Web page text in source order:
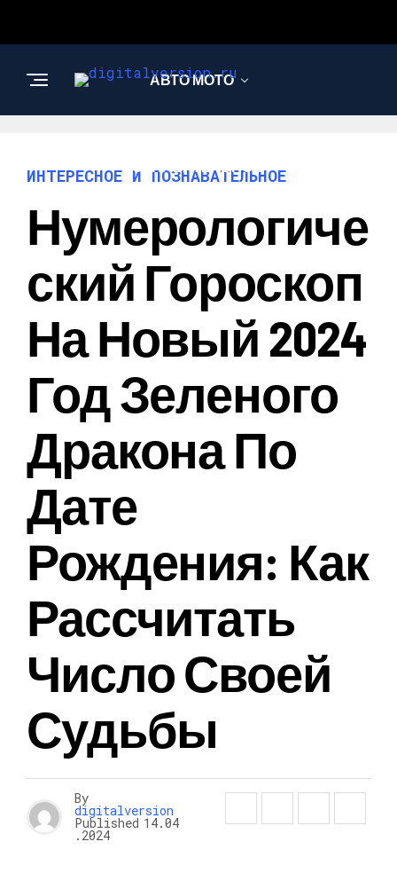
АВТО МОТО
ПОЗНАВАТЕЛЬНОЕ
ИНТЕРЕСНОЕ И ПОЗНАВАТЕЛЬНОЕ
Нумерологиче
Ский Гороскоп
На Новый 2024
Год Зеленого
Дракона По
Дате
Рождения: Как
Рассчитать
Число Своей
Судьбы
By
digitalversion
Published 14.04
.2024